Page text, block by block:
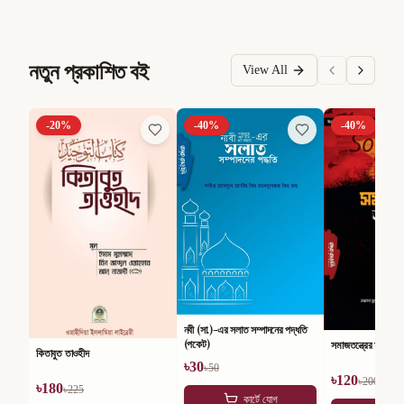
নতুন প্রকাশিত বই View All
-20%
কিতাবুত তাওহীদ
৳180৳225
-40%
নবী (সা.)-এর সলাত সম্পাদনের পদ্ধতি
(পকেট)
৳30৳50
কার্টে যোগ
-40%
সমাজতন্ত্রের অসারতা
৳120৳200